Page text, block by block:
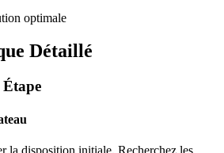
optimale
Détaillé
la disposition initiale. Recherchez les